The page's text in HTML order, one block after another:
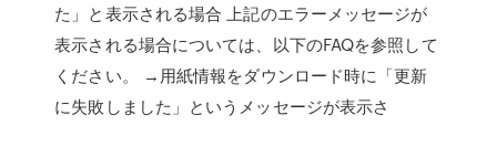
た」と表示される場合 上記のエラーメッセージが
表示される場合については、以下のFAQを参照して
ください。 →用紙情報をダウンロード時に「更新
に失敗しました」というメッセージが表示さ